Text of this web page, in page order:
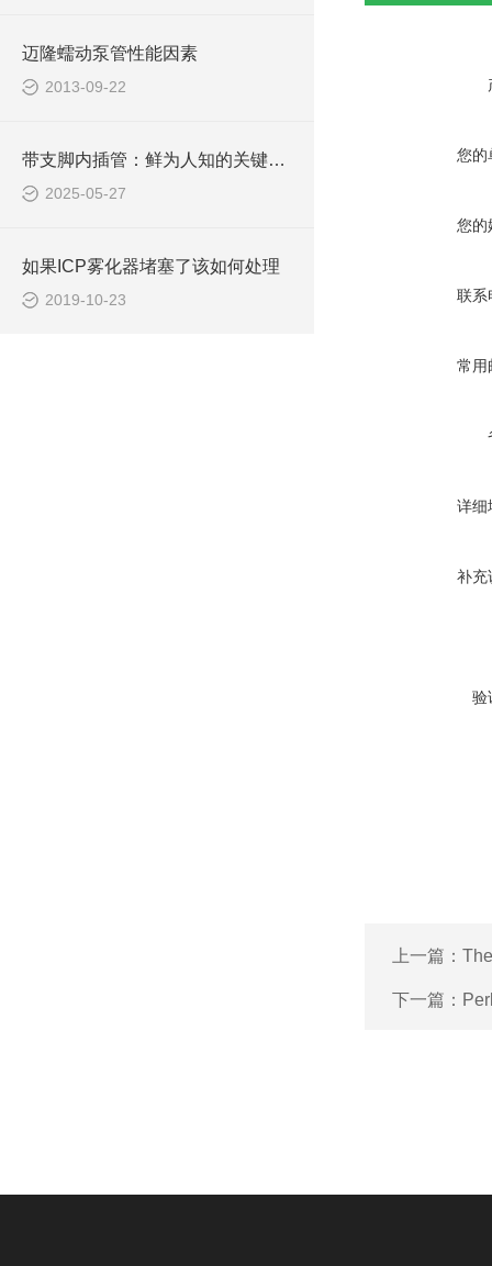
迈隆蠕动泵管性能因素
2013-09-22
带支脚内插管：鲜为人知的关键知识！
2025-05-27
如果ICP雾化器堵塞了该如何处理
2019-10-23
您的
您的
联系
常用
详细
补充
验
上一篇：
下一篇：